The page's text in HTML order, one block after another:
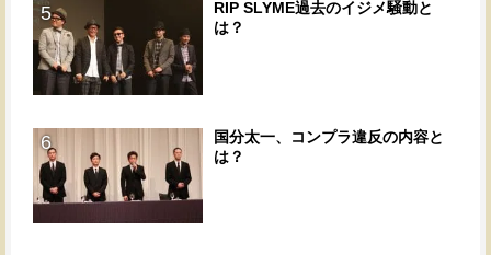
5
RIP SLYME過去のイジメ騒動と
は？
6
国分太一、コンプラ違反の内容と
は？